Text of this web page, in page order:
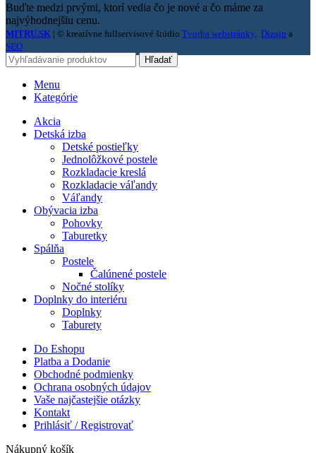
Buďte medzi prvými, ktorí vedia čo je nové a čo máme za
najvýhodnejšiu cenu.
MITRU.SK | © kreatívne fullservisové štúdio Tvorba webstránky, Dizajn a
SEO
Hľadať
Menu
Kategórie
Akcia
Detská izba
Detské postieľky
Jednolôžkové postele
Rozkladacie kreslá
Rozkladacie váľandy
Váľandy
Obývacia izba
Pohovky
Taburetky
Spálňa
Postele
Čalúnené postele
Nočné stolíky
Doplnky do interiéru
Doplnky
Taburety
Do Eshopu
Platba a Dodanie
Obchodné podmienky
Ochrana osobných údajov
Vaše najčastejšie otázky
Kontakt
Prihlásiť / Registrovať
Nákupný košík